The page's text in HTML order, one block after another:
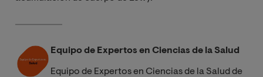
Equipo de Expertos en Ciencias de la Salud
Equipo de Expertos en Ciencias de la Salud de